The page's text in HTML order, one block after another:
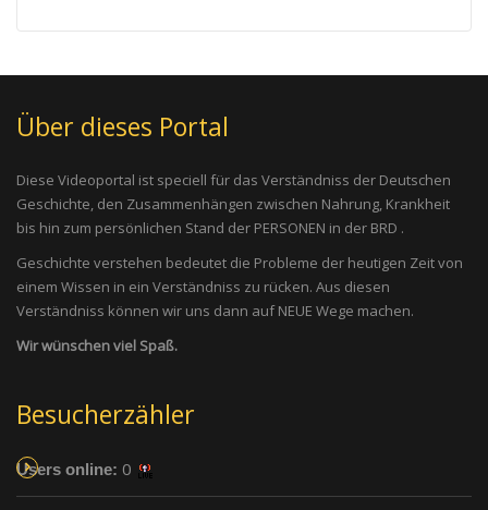
Über dieses Portal
Diese Videoportal ist speciell für das Verständniss der Deutschen
Geschichte, den Zusammenhängen zwischen Nahrung, Krankheit
bis hin zum persönlichen Stand der PERSONEN in der BRD .
Geschichte verstehen bedeutet die Probleme der heutigen Zeit von
einem Wissen in ein Verständniss zu rücken. Aus diesen
Verständniss können wir uns dann auf NEUE Wege machen.
Wir wünschen viel Spaß.
Besucherzähler
Users online: 0